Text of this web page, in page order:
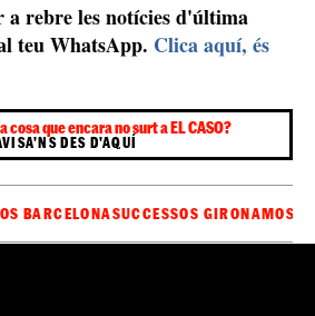
a rebre les notícies d'última
teu WhatsApp. Clica aquí, és
cosa que encara no surt a EL CASO?
DES D'AQUÍ
BARCELONASUCCESSOS GIRONA